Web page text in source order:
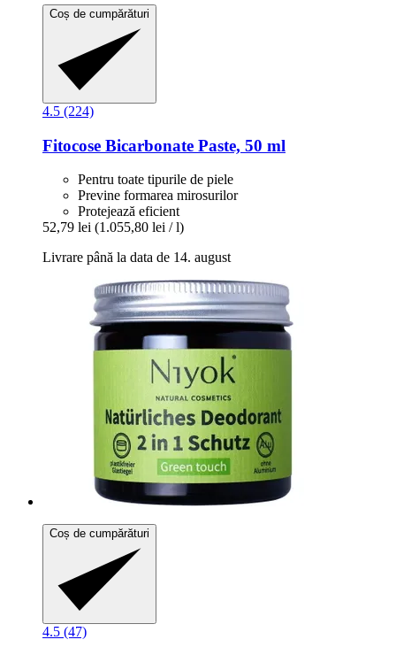
Coș de cumpărături
4.5 (224)
Fitocose Bicarbonate Paste, 50 ml
Pentru toate tipurile de piele
Previne formarea mirosurilor
Protejează eficient
52,79 lei (1.055,80 lei / l)
Livrare până la data de 14. august
Coș de cumpărături
4.5 (47)